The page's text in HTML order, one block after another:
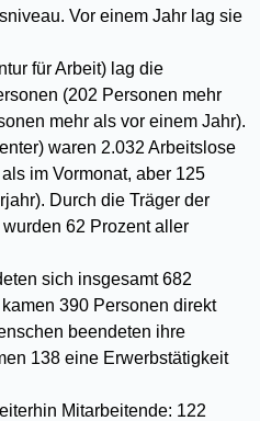
Vor einem Jahr lag sie
für Arbeit) lag die
(202 Personen mehr
mehr als vor einem Jahr).
waren 2.032 Arbeitslose
im Vormonat, aber 125
Durch die Träger der
62 Prozent aller
sich insgesamt 682
390 Personen direkt
beendeten ihre
138 eine Erwerbstätigkeit
Mitarbeitende: 122